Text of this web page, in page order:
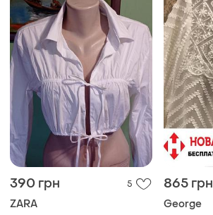
390 грн 5
ZARA
865 грн
George